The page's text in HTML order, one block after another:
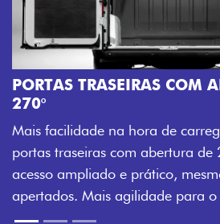
PORTAS TRASEIRAS COM
270°
Mais facilidade na hora de
portas traseiras com abertura de
acesso ampliado e prático,
apertados. Mais agilidade para